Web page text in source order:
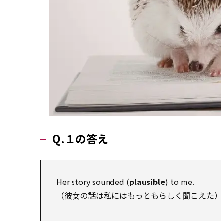
Q.１の答え
Her story sounded (plausible) to me.
（彼女の話は私にはもっともらしく聞こえた